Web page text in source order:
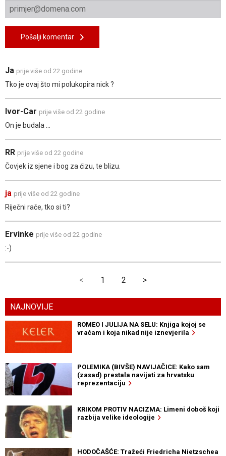
Pošalji komentar
Ja prije više od 22 godine
Tko je ovaj što mi polukopira nick ?
Ivor-Car prije više od 22 godine
On je budala ...
RR prije više od 22 godine
Čovjek iz sjene i bog za ćizu, te blizu.
ja prije više od 22 godine
Riječni rače, tko si ti?
Ervinke prije više od 22 godine
:-)
< 1 2 >
NAJNOVIJE
ROMEO I JULIJA NA SELU: Knjiga kojoj se
vraćam i koja nikad nije iznevjerila
POLEMIKA (BIVŠE) NAVIJAČICE: Kako sam
(zasad) prestala navijati za hrvatsku
reprezentaciju
KRIKOM PROTIV NACIZMA: Limeni doboš koji
razbija velike ideologije
HODOČAŠĆE: Tražeći Friedricha Nietzschea